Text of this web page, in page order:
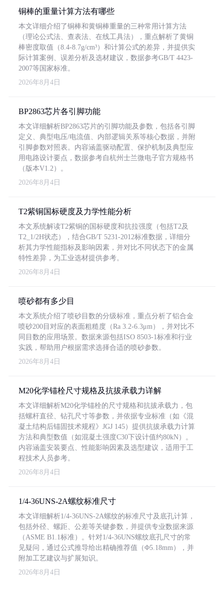
铜棒的重量计算方法有哪些
本文详细介绍了铜棒和黄铜棒重量的三种常用计算方法
（理论公式法、查表法、在线工具法），重点解析了黄铜
棒密度取值（8.4-8.7g/cm³）和计算公式的差异，并提供实
际计算案例、误差分析及选材建议，数据参考GB/T 4423-
2007等国家标准。
2026年8月4日
BP2863芯片各引脚功能
本文详细解析BP2863芯片的引脚功能及参数，包括各引脚
定义、典型电压/电流值、内部逻辑关系等核心数据，并附
引脚参数对照表。内容涵盖驱动配置、保护机制及典型应
用电路设计要点，数据参考自杭州士兰微电子官方规格书
（版本V1.2）。
2026年8月4日
T2紫铜国标硬度及力学性能分析
本文系统解读T2紫铜的国标硬度和抗拉强度（包括T2及
T2_1/2H状态），结合GB/T 5231-2012标准数据，详细分
析其力学性能指标及影响因素，并对比不同状态下的金属
特性差异，为工业选材提供参考。
2026年8月4日
喷砂都有多少目
本文系统介绍了喷砂目数的分级标准，重点分析了铝合金
喷砂200目对应的表面粗糙度（Ra 3.2-6.3μm），并对比不
同目数的应用场景。数据来源包括ISO 8503-1标准和行业
实践，帮助用户根据需求选择合适的喷砂参数。
2026年8月4日
M20化学锚栓尺寸规格及抗拔承载力详解
本文详细解析M20化学锚栓的尺寸规格和抗拔承载力，包
括螺杆直径、钻孔尺寸等参数，并依据专业标准（如《混
凝土结构后锚固技术规程》JGJ 145）提供抗拔承载力计算
方法和典型数值（如混凝土强度C30下设计值约80kN）。
内容涵盖安装要点、性能影响因素及选型建议，适用于工
程技术人员参考。
2026年8月4日
1/4-36UNS-2A螺纹标准尺寸
本文详细解析1/4-36UNS-2A螺纹的标准尺寸及底孔计算，
包括外径、螺距、公差等关键参数，并提供专业数据来源
（ASME B1.1标准）。针对1/4-36UNS螺纹底孔尺寸的常
见疑问，通过公式推导给出精确推荐值（Φ5.18mm），并
附加工艺建议与扩展知识。
2026年8月4日